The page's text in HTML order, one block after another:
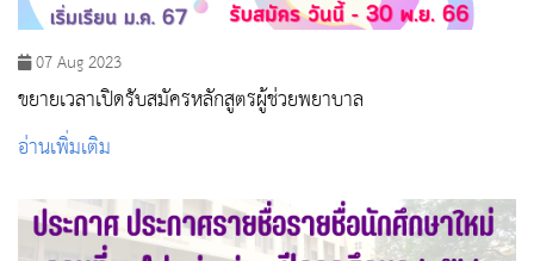
07 Aug 2023
ขยายเวลาเปิดรับสมัครหลักสูตรผู้ช่วยพยาบาล
อ่านเพิ่มเติม